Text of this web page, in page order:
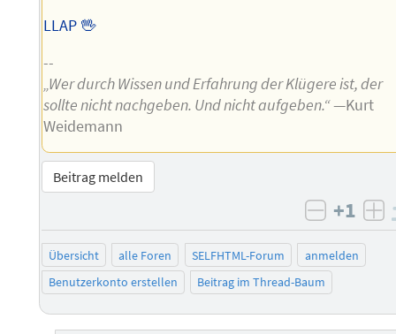
LLAP 🖖
--
„Wer durch Wissen und Erfahrung der Klügere ist, der
sollte nicht nachgeben. Und nicht aufgeben.“—Kurt
Weidemann
Beitrag melden
negativ
+1
Übersicht alle Foren SELFHTML-Forum
anmelden
Benutzerkonto erstellen
Beitrag im Thread-Baum